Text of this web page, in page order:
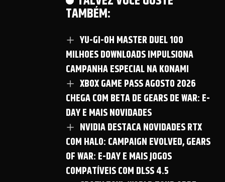
TAMBÉM:
YU-GI-OH MASTER DUEL 100
MILHOES DOWNLOADS IMPULSIONA
CAMPANHA ESPECIAL NA KONAMI
XBOX GAME PASS AGOSTO 2026
CHEGA COM BETA DE GEARS DE WAR: E-
DAY E MAIS NOVIDADES
NVIDIA DESTACA NOVIDADES RTX
COM HALO: CAMPAIGN EVOLVED, GEARS
OF WAR: E-DAY E MAIS JOGOS
COMPATÍVEIS COM DLSS 4.5